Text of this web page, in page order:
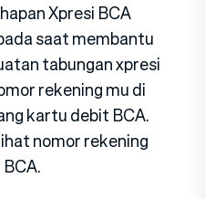
Xpresi BCA
saat membantu
tabungan xpresi
rekening mu di
kartu debit BCA.
nomor rekening